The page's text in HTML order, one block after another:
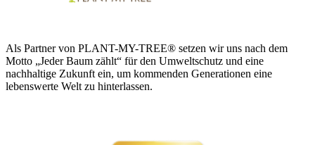
Als Partner von PLANT-MY-TREE® setzen wir uns nach dem
Motto „Jeder Baum zählt“ für den Umweltschutz und eine
nachhaltige Zukunft ein, um kommenden Generationen eine
lebenswerte Welt zu hinterlassen.